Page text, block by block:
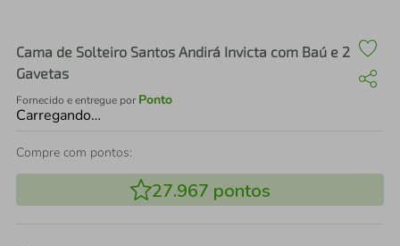
Cama de Solteiro Santos Andirá Invicta com Baú e 2
Gavetas
Fornecido e entregue por Ponto
Carregando…
Compre com pontos:
27.967 pontos